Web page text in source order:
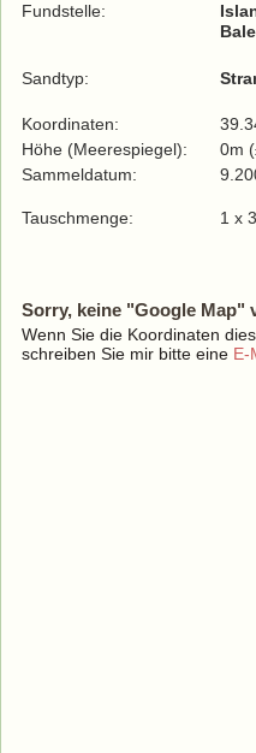
Fundstelle:
Sandtyp:
Koordinaten:
Höhe (Meerespiegel):
0m
Sammeldatum:
Tauschmenge: 1 x
Sorry, keine "Google Map"
Wenn Sie die Koordinaten
schreiben Sie mir bitte eine E-